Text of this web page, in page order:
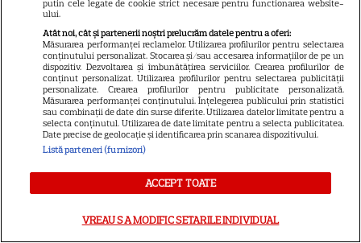
putin cele legate de cookie strict necesare pentru functionarea website-
ului.
Atât noi, cât și partenerii noștri prelucrăm datele pentru a oferi:
Măsurarea performanței reclamelor. Utilizarea profilurilor pentru selectarea
conținutului personalizat. Stocarea și/sau accesarea informațiilor de pe un
dispozitiv. Dezvoltarea și îmbunătățirea serviciilor. Crearea profilurilor de
conținut personalizat. Utilizarea profilurilor pentru selectarea publicității
personalizate. Crearea profilurilor pentru publicitate personalizată.
Măsurarea performanței conținutului. Înțelegerea publicului prin statistici
sau combinații de date din surse diferite. Utilizarea datelor limitate pentru a
selecta conținutul. Utilizarea de date limitate pentru a selecta publicitatea.
Date precise de geolocație și identificarea prin scanarea dispozitivului.
Listă parteneri (furnizori)
ACCEPT TOATE
VREAU SA MODIFIC SETARILE INDIVIDUAL